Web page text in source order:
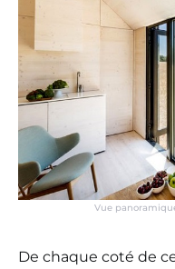
Vue
De chaque coté de